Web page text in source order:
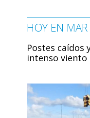
HOY EN
Postes caídos
intenso viento